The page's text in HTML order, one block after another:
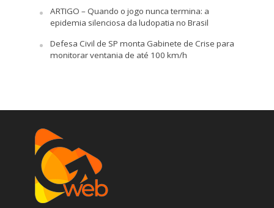
ARTIGO – Quando o jogo nunca termina: a
epidemia silenciosa da ludopatia no Brasil
Defesa Civil de SP monta Gabinete de Crise para
monitorar ventania de até 100 km/h